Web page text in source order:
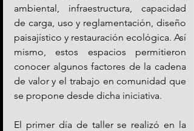
ambiental, infraestructura, capacidad
de carga, uso y reglamentación, diseño
paisajístico y restauración ecológica. Así
mismo, estos espacios permitieron
conocer algunos factores de la cadena
de valor y el trabajo en comunidad que
se propone desde dicha iniciativa.
El primer día de taller se realizó en la